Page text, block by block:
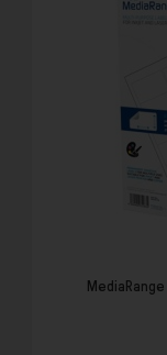
MediaRange